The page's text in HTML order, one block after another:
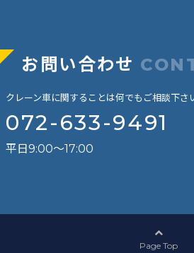
お問い合わせ
クレーン車に関することは何でもご相談下さ
072-633-9491
平日9:00～17:00
Page Top